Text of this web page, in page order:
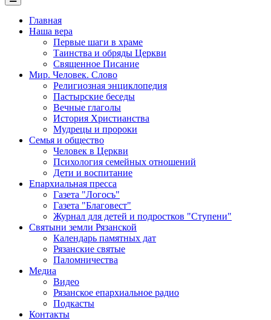
Главная
Наша вера
Первые шаги в храме
Таинства и обряды Церкви
Священное Писание
Мир. Человек. Слово
Религиозная энциклопедия
Пастырские беседы
Вечные глаголы
История Христианства
Мудрецы и пророки
Семья и общество
Человек в Церкви
Психология семейных отношений
Дети и воспитание
Епархиальная пресса
Газета "Логосъ"
Газета "Благовест"
Журнал для детей и подростков "Ступени"
Святыни земли Рязанской
Календарь памятных дат
Рязанские святые
Паломничества
Медиа
Видео
Рязанское епархиальное радио
Подкасты
Контакты